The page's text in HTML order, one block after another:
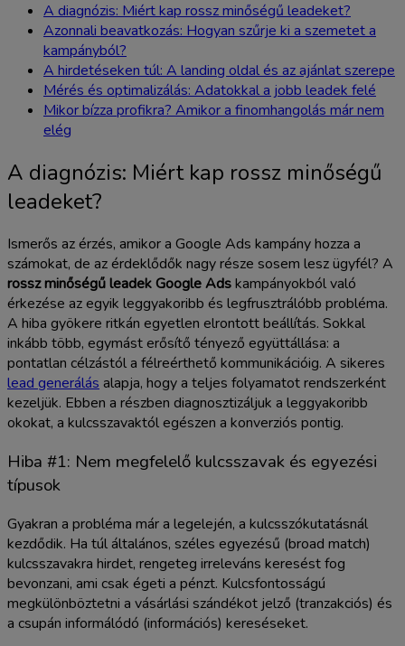
A diagnózis: Miért kap rossz minőségű leadeket?
Azonnali beavatkozás: Hogyan szűrje ki a szemetet a
kampányból?
A hirdetéseken túl: A landing oldal és az ajánlat szerepe
Mérés és optimalizálás: Adatokkal a jobb leadek felé
Mikor bízza profikra? Amikor a finomhangolás már nem
elég
A diagnózis: Miért kap rossz minőségű
leadeket?
Ismerős az érzés, amikor a Google Ads kampány hozza a
számokat, de az érdeklődők nagy része sosem lesz ügyfél? A
rossz minőségű leadek Google Adskampányokból való
érkezése az egyik leggyakoribb és legfrusztrálóbb probléma.
A hiba gyökere ritkán egyetlen elrontott beállítás. Sokkal
inkább több, egymást erősítő tényező együttállása: a
pontatlan célzástól a félreérthető kommunikációig. A sikeres
lead generálás alapja, hogy a teljes folyamatot rendszerként
kezeljük. Ebben a részben diagnosztizáljuk a leggyakoribb
okokat, a kulcsszavaktól egészen a konverziós pontig.
Hiba #1: Nem megfelelő kulcsszavak és egyezési
típusok
Gyakran a probléma már a legelején, a kulcsszókutatásnál
kezdődik. Ha túl általános, széles egyezésű (broad match)
kulcsszavakra hirdet, rengeteg irreleváns keresést fog
bevonzani, ami csak égeti a pénzt. Kulcsfontosságú
megkülönböztetni a vásárlási szándékot jelző (tranzakciós) és
a csupán informálódó (információs) kereséseket.